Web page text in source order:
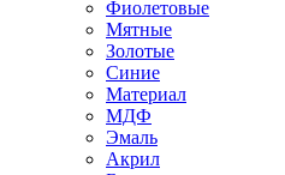
Фиолетовые
Мятные
Золотые
Синие
Материал
МДФ
Эмаль
Акрил